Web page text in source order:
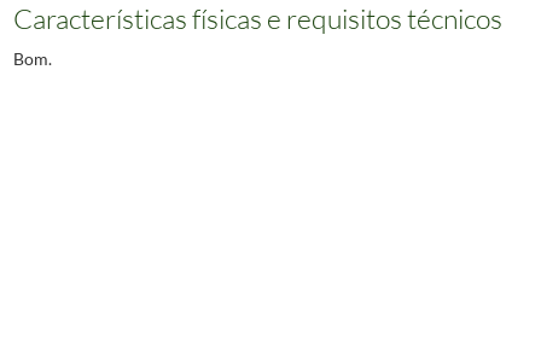
Características físicas e requisitos técnicos
Bom.